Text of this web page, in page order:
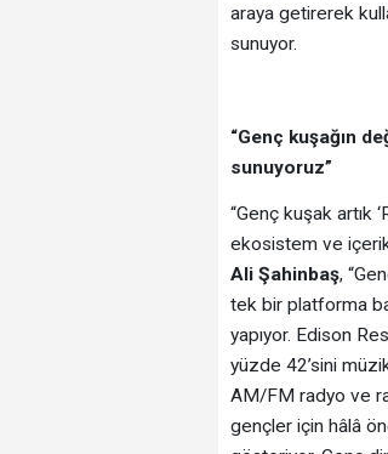
araya getirerek
sunuyor.
“Genç kuşağın
sunuyoruz”
“Genç kuşak artık
ekosistem ve
Ali Şahinbaş,
tek bir platforma
yapıyor. Edison
yüzde 42’sini
AM/FM radyo ve
gençler için hâlâ